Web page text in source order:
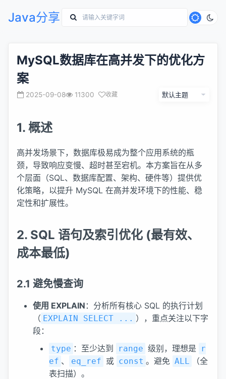
Java分享
MySQL数据库在高并发下的优化方
案
2025-09-08 11300 收藏
1. 概述
高并发场景下，数据库极易成为整个应用系统的瓶
颈，导致响应变慢、超时甚至宕机。本方案旨在从多
个层面（SQL、数据库配置、架构、硬件等）提供优
化策略，以提升 MySQL 在高并发环境下的性能、稳
定性和扩展性。
2. SQL 语句及索引优化 (最有效、
成本最低)
2.1 避免慢查询
使用 EXPLAIN ：分析所有核心 SQL 的执行计划
（ EXPLAIN SELECT ... ），重点关注以下字
段：
type ：至少达到 range 级别，理想是
r
ef 、 eq_ref 或 const 。避免 ALL
（全
表扫描）。